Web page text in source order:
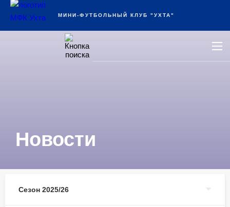
Ухта МИНИ-ФУТБОЛЬНЫЙ КЛУБ "УХТА"
Новости
Сезон 2025/26